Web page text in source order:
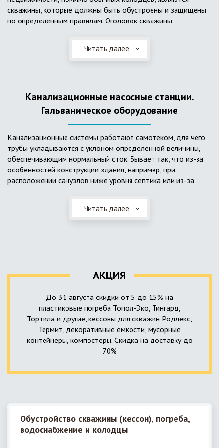
скважины, которые должны быть обустроены и защищены
по определенным правилам. Оголовок скважины
и автоматикой. Все это оборудование способно
подвергаться загрязнению атмосферными и
его работу в нормальном режиме. Лучшим способом
защиты оборудования является устройство герметичной
камеры или кессона, который не только защищает оголовок
скважины от негативных воздействий, но и обеспечивает
удобные условия для обслуживания в любой период года.
Кессон может быть выполнен из обычных железобетонных
колец, но только при отсутствии высокого уровня
подземных вод, так как в этом случае затруднительно
обеспечить требуемую герметичность. Если имеется
достаточную герметичность, недорогие, легко
Читать далее
Канализационные насосные станции.
Гальваническое оборудование
Канализационные системы работают самотеком, для чего
трубы укладываются с уклоном определенной величины,
обеспечивающим нормальный сток. Бывает так, что из-за
особенностей конструкции здания, например, при
расположении санузлов ниже уровня септика или из-за
Единственное решение в таком случае – это
использование КНС – канализационной насосной станции.
Читать далее
АКЦИЯ
До 31 августа скидки от 5 до 15% на
пластиковые погреба Топол-Эко, Тингард,
Тортила и другие, кессоны для скважин Родлекс,
Термит, декоративные емкости, мусорные
контейнеры, компостеры. Скидка на доставку до
70%
Обустройство скважины (кессон), погреба,
водоснабжение и колодцы